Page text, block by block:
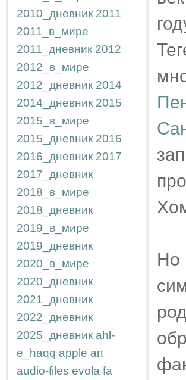
2010_дневник 2011
2011_в_мире
2011_дневник 2012
2012_в_мире
2012_дневник 2014
2014_дневник 2015
2015_в_мире
2015_дневник 2016
2016_дневник 2017
2017_дневник
2018_в_мире
2018_дневник
2019_в_мире
2019_дневник
2020_в_мире
2020_дневник
2021_дневник
2022_дневник
2025_дневник ahl-
e_haqq apple art
audio-files evola fa